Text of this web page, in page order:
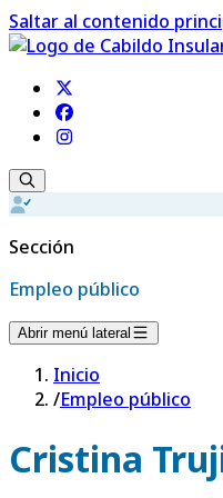
Saltar al contenido
Sección
Empleo público
Abrir menú lateral
Inicio
/Empleo público
Cristina